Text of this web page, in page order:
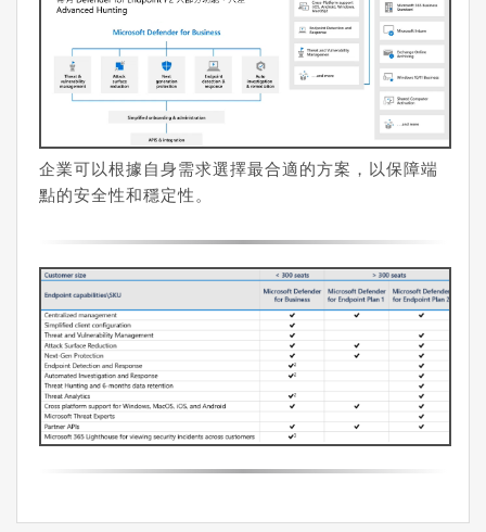
企業可以根據自身需求選擇最合適的方案，以保障端
點的安全性和穩定性。